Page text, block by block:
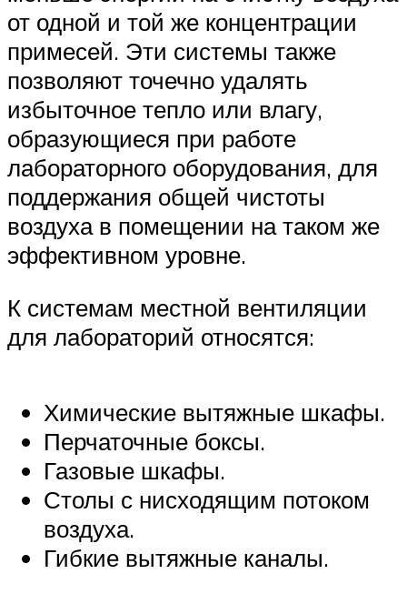
от одной и той же концентрации
примесей. Эти системы также
позволяют точечно удалять
избыточное тепло или влагу,
образующиеся при работе
лабораторного оборудования, для
поддержания общей чистоты
воздуха в помещении на таком же
эффективном уровне.
К системам местной вентиляции
для лабораторий относятся:
Химические вытяжные шкафы.
Перчаточные боксы.
Газовые шкафы.
Столы с нисходящим потоком
воздуха.
Гибкие вытяжные каналы.